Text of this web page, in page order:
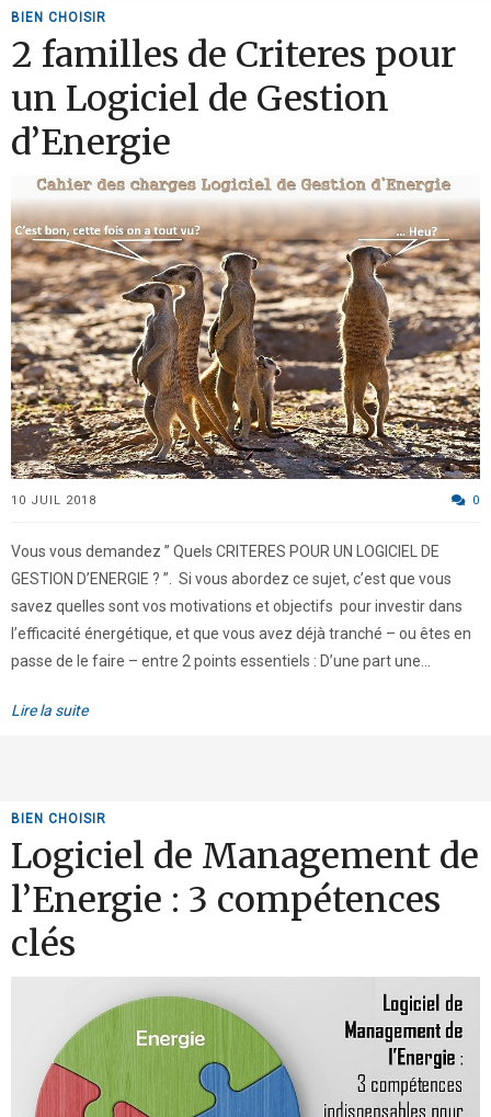
BIEN CHOISIR
2 familles de Criteres pour
un Logiciel de Gestion
d’Energie
10 JUIL 2018 0
Vous vous demandez ” Quels CRITERES POUR UN LOGICIEL DE
GESTION D’ENERGIE ? ”. Si vous abordez ce sujet, c’est que vous
savez quelles sont vos motivations et objectifs pour investir dans
l’efficacité énergétique, et que vous avez déjà tranché – ou êtes en
passe de le faire – entre 2 points essentiels : D’une part une...
Lire la suite
BIEN CHOISIR
Logiciel de Management de
l’Energie : 3 compétences
clés